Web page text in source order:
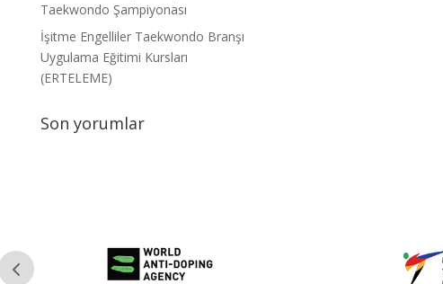
Taekwondo Şampiyonası
İşitme Engelliler Taekwondo Branşı
Uygulama Eğitimi Kursları
(ERTELEME)
Son yorumlar